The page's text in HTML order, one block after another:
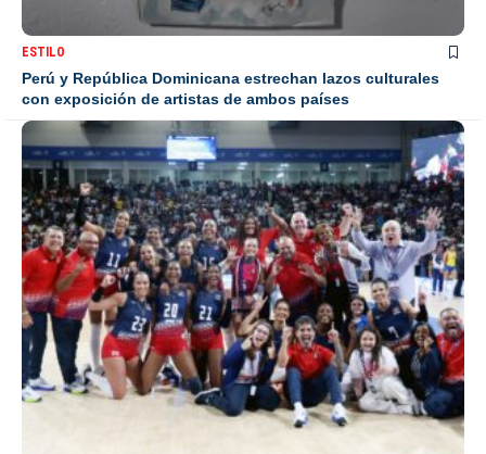
ESTILO
Perú y República Dominicana estrechan lazos culturales
con exposición de artistas de ambos países